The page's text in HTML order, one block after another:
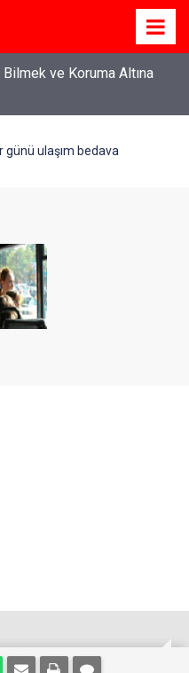
Bilmek ve Koruma Altına
günü ulaşım bedava